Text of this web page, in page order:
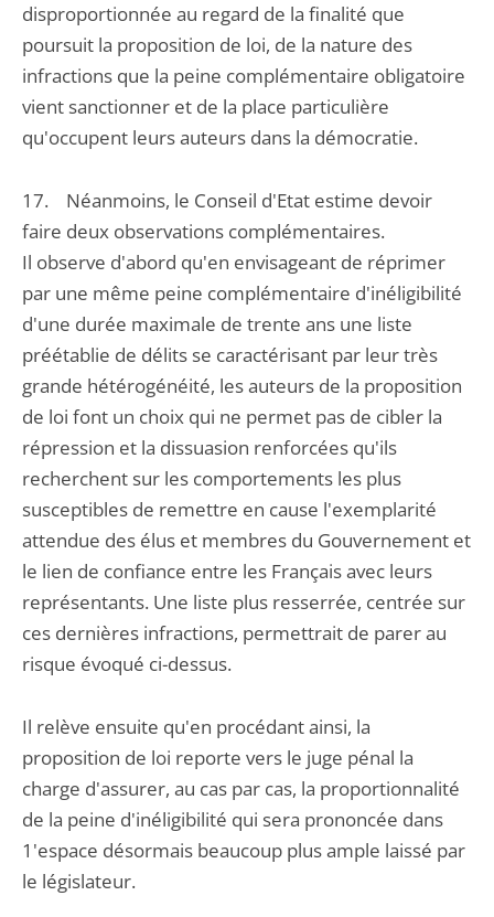
disproportionnée au regard de la finalité que
poursuit la proposition de loi, de la nature des
infractions que la peine complémentaire obligatoire
vient sanctionner et de la place particulière
qu'occupent leurs auteurs dans la démocratie.
17. Néanmoins, le Conseil d'Etat estime devoir
faire deux observations complémentaires.
Il observe d'abord qu'en envisageant de réprimer
par une même peine complémentaire d'inéligibilité
d'une durée maximale de trente ans une liste
préétablie de délits se caractérisant par leur très
grande hétérogénéité, les auteurs de la proposition
de loi font un choix qui ne permet pas de cibler la
répression et la dissuasion renforcées qu'ils
recherchent sur les comportements les plus
susceptibles de remettre en cause l'exemplarité
attendue des élus et membres du Gouvernement et
le lien de confiance entre les Français avec leurs
représentants. Une liste plus resserrée, centrée sur
ces dernières infractions, permettrait de parer au
risque évoqué ci-dessus.
Il relève ensuite qu'en procédant ainsi, la
proposition de loi reporte vers le juge pénal la
charge d'assurer, au cas par cas, la proportionnalité
de la peine d'inéligibilité qui sera prononcée dans
1'espace désormais beaucoup plus ample laissé par
le législateur.